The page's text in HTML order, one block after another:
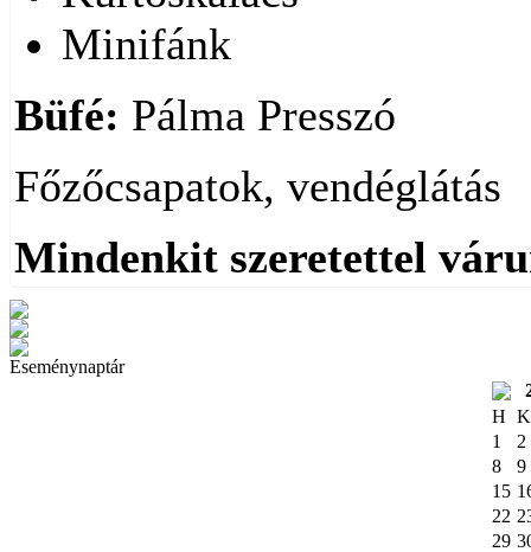
Minifánk
Büfé: Pálma Presszó
Főzőcsapatok, vendéglátás
Mindenkit szeretettel
Eseménynaptár
H K
1
2
8
9
15
22
29